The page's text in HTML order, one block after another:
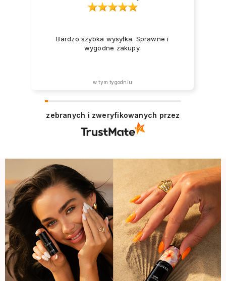
Bardzo szybka wysyłka. Sprawne i
wygodne zakupy.
w tym tygodniu
zebranych i zweryfikowanych przez